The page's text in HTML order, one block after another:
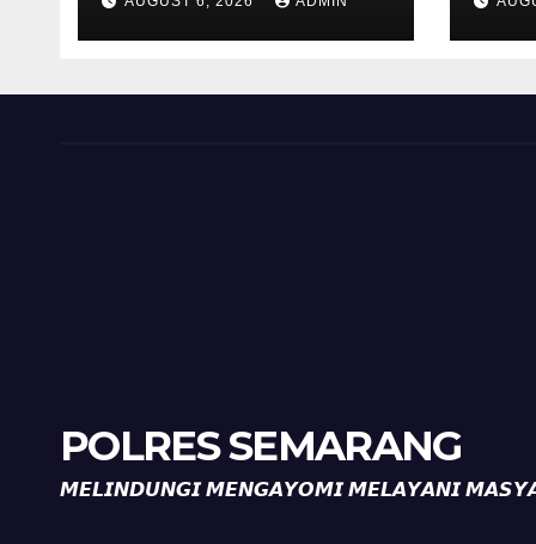
Kelurahan Ungaran
Perkuat
POLRES SEMARANG
𝙈𝙀𝙇𝙄𝙉𝘿𝙐𝙉𝙂𝙄 𝙈𝙀𝙉𝙂𝘼𝙔𝙊𝙈𝙄 𝙈𝙀𝙇𝘼𝙔𝘼𝙉𝙄